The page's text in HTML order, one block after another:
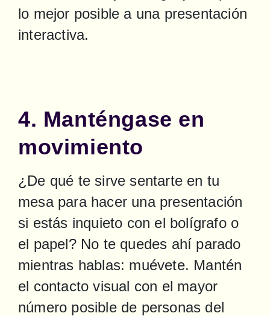
lo mejor posible a una presentación
interactiva.
4. Manténgase en
movimiento
¿De qué te sirve sentarte en tu
mesa para hacer una presentación
si estás inquieto con el bolígrafo o
el papel? No te quedes ahí parado
mientras hablas: muévete. Mantén
el contacto visual con el mayor
número posible de personas del